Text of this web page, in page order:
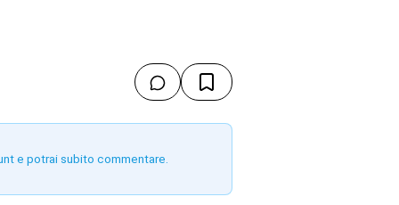
e potrai subito commentare.